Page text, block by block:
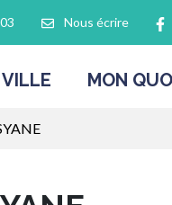
Nous écrire
MON